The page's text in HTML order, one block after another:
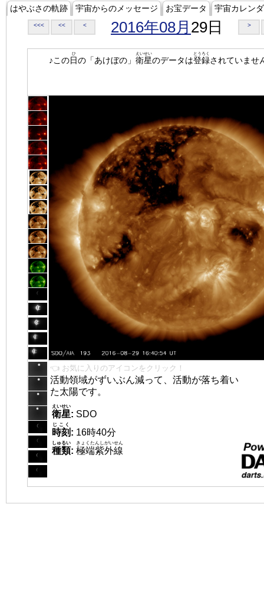
はやぶさの軌跡 宇宙からのメッセージ お宝データ 宇宙カレン
<<< << < 2016年08月 29日 >
♪この日
ひ
の「あけぼの」 衛星
えいせい
のデータは登録
とうろく
されていませ
👈 お気に入りのアイコンをクリック！
活動領域がずいぶん減って、活動が落ち着い
た太陽です。
衛星
えいせい
: SDO
時刻
じこく
: 16時40分
種類
しゅるい
: 極端紫外線
きょくたんしがいせん